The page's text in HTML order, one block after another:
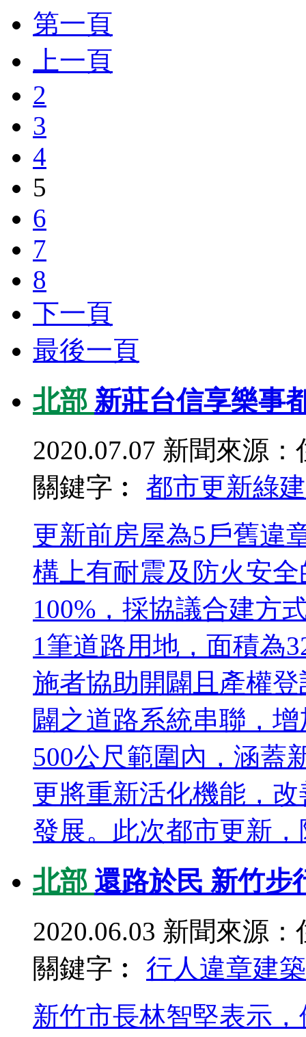
第一頁
上一頁
2
3
4
5
6
7
8
下一頁
最後一頁
北部 新莊台信享樂事
2020.07.07 新聞來源：
關鍵字︰ 都市更新綠
更新前房屋為5戶舊違
構上有耐震及防火安
100%，採協議合建方
1筆道路用地，面積為
施者協助開闢且產權
闢之道路系統串聯，
500公尺範圍內，涵蓋
更將重新活化機能，
發展。此次都市更新
北部 還路於民 新竹步
2020.06.03 新聞來源：
關鍵字︰ 行人違章建築
新竹市長林智堅表示